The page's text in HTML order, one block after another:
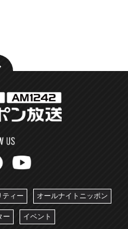
ティー オールナイトニッポン
ー イベント